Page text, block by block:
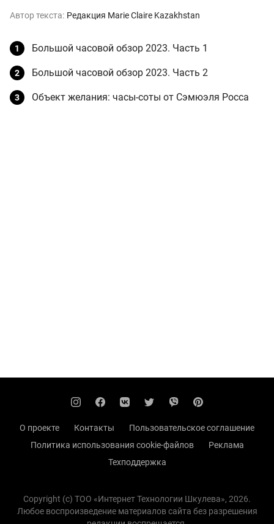
Автор текста: Редакция Marie Claire Kazakhstan
Большой часовой обзор 2023. Часть 1
Большой часовой обзор 2023. Часть 2
Объект желания: часы-соты от Сэмюэля Росса
О проекте Контакты
Пользовательское соглашение
Политика использования cookie-файлов
Реклама
Техподдержка
Copyright (с) TOO «Интернет Технологии Шкулева», 2026.
Любое воспроизведение материалов сайта без разрешения